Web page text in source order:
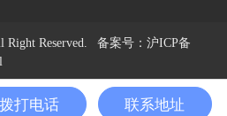
Reserved. 备案号：沪ICP备
拨打电话 联系地址